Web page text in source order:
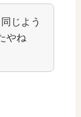
じよう
やね